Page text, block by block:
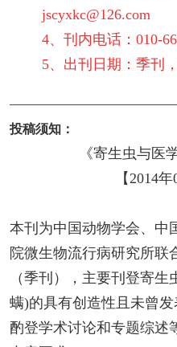
jscyxkc@126.com
4、刊内电话：010-
5、出刊日期：季刊
投稿须知：
《寄生虫与医
【2014
本刊为中国动物学会、中
院微生物流行病研究所联
（季刊），主要刊登寄
螨)的具有创造性且未曾
酌登学术讨论和专题综述